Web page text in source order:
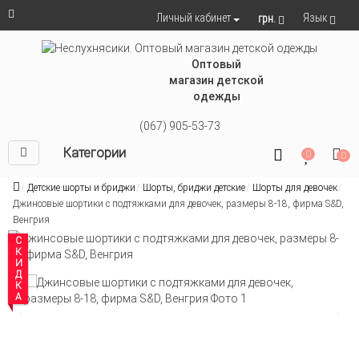
Личный кабинет грн. Язык
Оптовый
магазин детской
одежды
(067) 905-53-73
Категории 0 0
Детские шорты и бриджи Шорты, бриджи детские
Шорты для девочек
Джинсовые шортики с подтяжками для девочек, размеры 8-18, фирма S&D,
Венгрия
СКИДКА